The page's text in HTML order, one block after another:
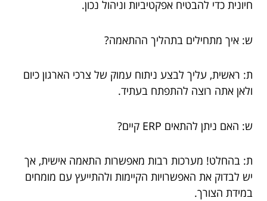
חיונית כדי להבטיח אפקטיביות וניהול נכון.
ש: איך מתחילים בתהליך ההתאמה?
ת: ראשית, עליך לבצע ניתוח עמוק של צרכי הארגון כיום
ולאן אתה רוצה להתפתח בעתיד.
ש: האם ניתן להתאים ERP קיים?
ת: בהחלט! מערכות רבות מאפשרות התאמה אישית, אך
יש לבדוק את האפשרויות הקיימות ולהתייעץ עם מומחים
במידת הצורך.